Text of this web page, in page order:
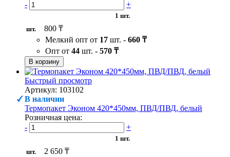
- +
1 шт.
шт.
800 ₸
Мелкий опт от 17 шт. - 660 ₸
Опт от 44 шт. - 570 ₸
В корзину
Быстрый просмотр
Артикул: 103102
В наличии
Термопакет Эконом 420*450мм, ПВД/ПВД, белый
Розничная цена:
-
+
1 шт.
шт.
2 650 ₸